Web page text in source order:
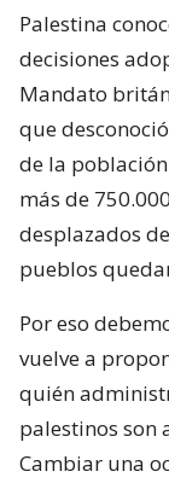
Palestina
decisiones
Mandato
que
de la
más de
desplazados
pueblos
Por eso
vuelve a
quién
palestinos son
Cambiar una